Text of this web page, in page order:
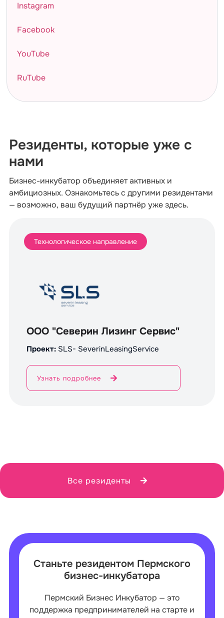
Instagram
Facebook
YouTube
RuTube
Резиденты, которые уже с
нами
Бизнес-инкубатор объединяет активных и
амбициозных. Ознакомьтесь с другими резидентами
— возможно, ваш будущий партнёр уже здесь.
Технологическое направление
ООО "Северин Лизинг Сервис"
Проект: SLS- SeverinLeasingService
Узнать подробнее
Все резиденты
Станьте резидентом Пермского
бизнес-инкубатора
Пермский Бизнес Инкубатор — это
поддержка предпринимателей на старте и